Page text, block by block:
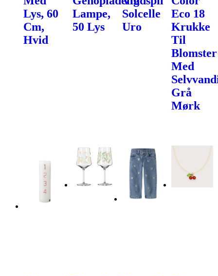
Lys, 60
Cm,
Hvid
Lampe,
50 Lys
Solcelle
Uro
Eco 18
Krukke
Til
Blomster
Med
Grå
Mørk